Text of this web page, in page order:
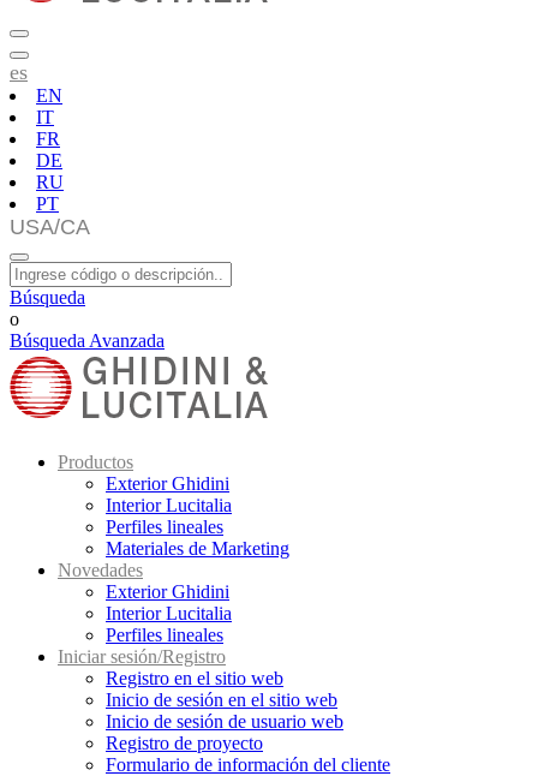
es
EN
IT
FR
DE
RU
PT
Búsqueda
o
Búsqueda Avanzada
Productos
Exterior Ghidini
Interior Lucitalia
Perfiles lineales
Materiales de Marketing
Novedades
Exterior Ghidini
Interior Lucitalia
Perfiles lineales
Iniciar sesión/Registro
Registro en el sitio web
Inicio de sesión en el sitio web
Inicio de sesión de usuario web
Registro de proyecto
Formulario de información del cliente